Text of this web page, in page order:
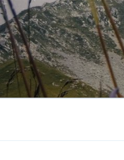
Zum
Inhalt
springen